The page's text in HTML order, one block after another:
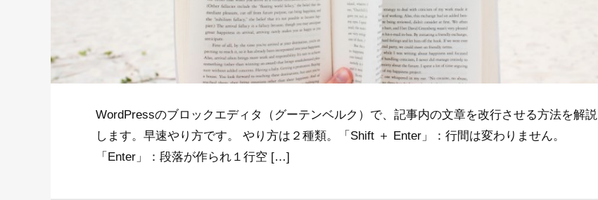
WordPressのブロックエディタ（グーテンベルク）で、記事内の文章を改行させる方法を解説
します。早速やり方です。 やり方は２種類。「Shift ＋ Enter」：行間は変わりません。
「Enter」：段落が作られ１行空 […]